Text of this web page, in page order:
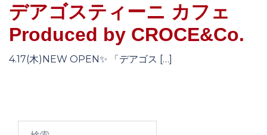
デアゴスティーニ カフェ
Produced by CROCE&Co.
4.17(木)NEW OPEN✨ 「デアゴス […]